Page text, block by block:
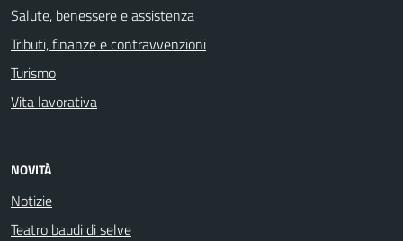
Salute, benessere e assistenza
Tributi, finanze e contravvenzioni
Turismo
Vita lavorativa
NOVITÀ
Notizie
Teatro baudi di selve